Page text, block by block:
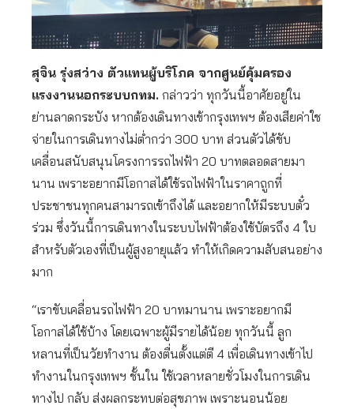
สุจิน รุ่งสว่าง ตัวแทนผู้บริโภค จากศูนย์คุ้มครอง
แรงงานนอกระบบกทม. กล่าวว่า ทุกวันนี้อาศัยอยู่ใน
ย่านลาดกระบัง หากต้องเดินทางเข้ากรุงเทพฯ ต้องเสียค่าใช
จ่ายในการเดินทางไม่ต่ำกว่า 300 บาท ส่วนตัวได้ขับ
เคลื่อนสนับสนุนโครงการรถไฟฟ้า 20 บาทตลอดสายมา
นาน เพราะอยากมีโอกาสได้ใช้รถไฟฟ้าในราคาถูกที่
ประชาชนทุกคนสามารถเข้าถึงได้ และอยากให้มีระบบตั๋ว
ร่วม ซึ่งวันนี้การเดินทางในระบบไฟฟ้าต้องใช้บัตรถึง 4 ใบ
สำหรับตัวเองที่เป็นผู้สูงอายุแล้ว ทำให้เกิดความสับสนอย่าง
มาก
“เราขับเคลื่อนรถไฟฟ้า 20 บาทมานาน เพราะอยากมี
โอกาสได้ใช้บ้าง โดยเฉพาะผู้มีรายได้น้อย ทุกวันนี้ ลูก
หลานที่เป็นวัยทำงาน ต้องตื่นตั้งแต่ตี 4 เพื่อเดินทางเข้าไป
ทำงานในกรุงเทพฯ ชั้นใน ใช้เวลาหลายชั่วโมงในการเดิน
ทางไป กลับ ส่งผลกระทบต่อสุขภาพ เพราะนอนน้อย